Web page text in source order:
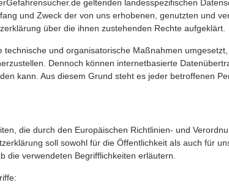
geltenden landesspezifischen
und Zweck der von uns erhobenen, genutzten und
über die ihnen zustehenden Rechte aufgeklärt.
und organisatorische Maßnahmen
Dennoch können internetbasierte
kann. Aus diesem Grund steht es jeder betroffenen
die durch den Europäischen Richtlinien- und
soll sowohl für die Öffentlichkeit als auch für
die verwendeten Begrifflichkeiten erläutern.